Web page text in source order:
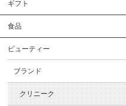
ギフト
食品
ビューティー
ブランド
クリニーク